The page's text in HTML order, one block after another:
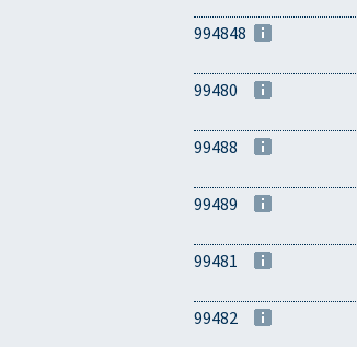
994848
99480
99488
99489
99481
99482